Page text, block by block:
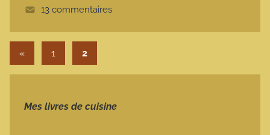
13 commentaires
Pagination des publications
«Publications précédentes
1 2
Mes livres de cuisine